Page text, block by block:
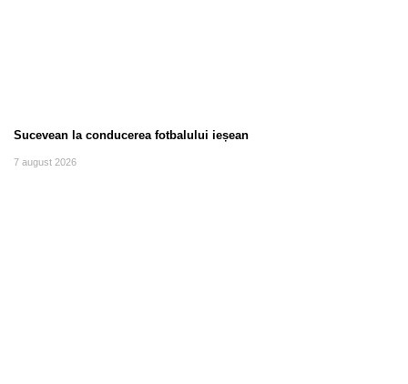
Sucevean la conducerea fotbalului ieșean
7 august 2026